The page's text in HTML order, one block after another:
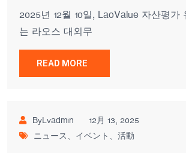
2025년 12월 10일, LaoValue 자산평가
는 라오스 대외무
READ MORE
ByLvadmin
12月 13, 2025
ニュース、イベント、活動